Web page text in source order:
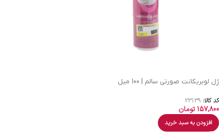
ژل لوبریکانت صورتی سالم | 100 میل
کد کالا: 23139
157,800تومان
افزودن به سبد خرید